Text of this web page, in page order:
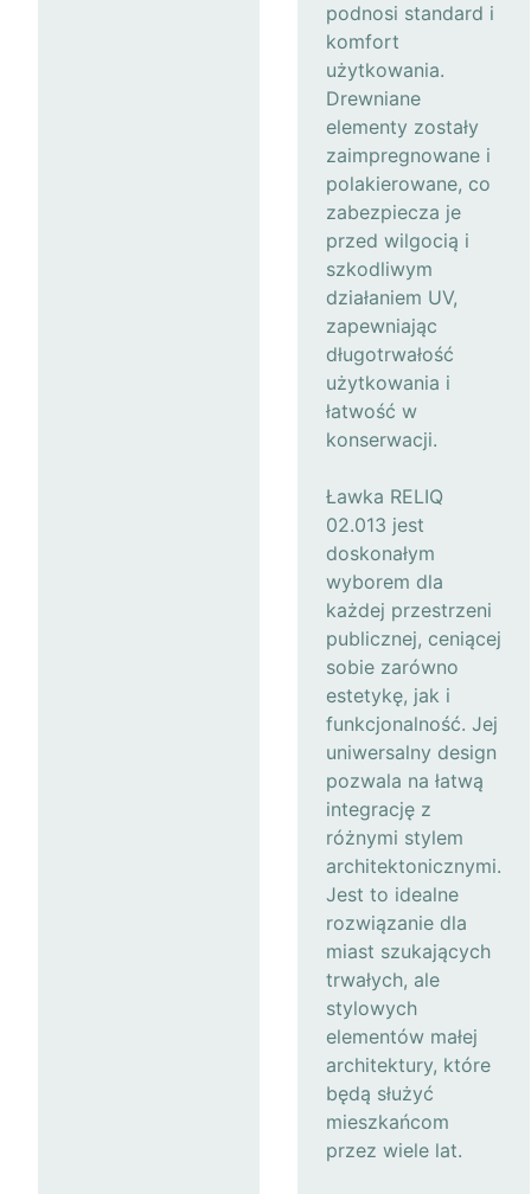
podnosi standard i
komfort
użytkowania.
Drewniane
elementy zostały
zaimpregnowane i
polakierowane, co
zabezpiecza je
przed wilgocią i
szkodliwym
działaniem UV,
zapewniając
długotrwałość
użytkowania i
łatwość w
konserwacji.
Ławka RELIQ
02.013 jest
doskonałym
wyborem dla
każdej przestrzeni
publicznej, ceniącej
sobie zarówno
estetykę, jak i
funkcjonalność. Jej
uniwersalny design
pozwala na łatwą
integrację z
różnymi stylem
architektonicznymi.
Jest to idealne
rozwiązanie dla
miast szukających
trwałych, ale
stylowych
elementów małej
architektury, które
będą służyć
mieszkańcom
przez wiele lat.